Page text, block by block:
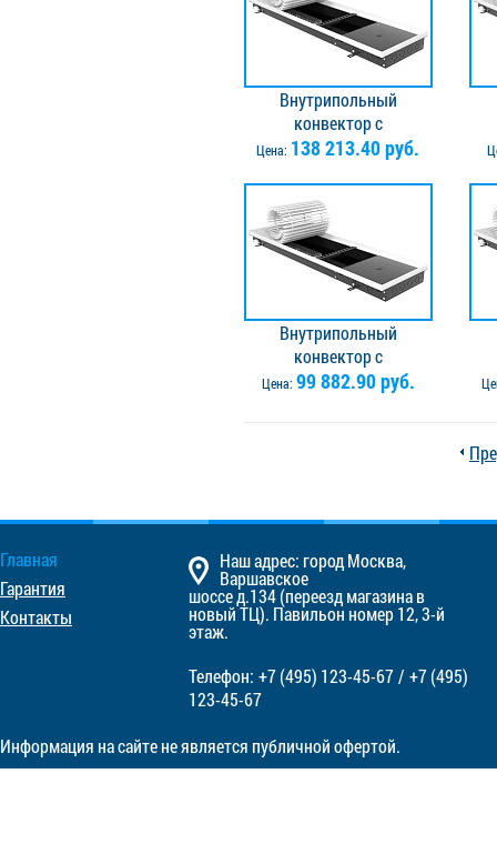
Внутрипольный
конвектор с
вентилятором Vitron
левое подключение.
Решётка в комплекте
Цена: 138 213.40 руб.
Внутрипольный
конвектор с
вентилятором Vitron
левое подключение.
Цена: 99 882.90 руб.
Главная
Гарантия
Контакты
Наш адрес: город Москва,
Варшавское
шоссе д.134 (переезд магазина в
новый ТЦ). Павильон номер 12, 3-й
этаж.
Телефон: +7 (495) 123-45-67/ +7 (495)
123-45-67
Информация на сайте не является публичной офертой.